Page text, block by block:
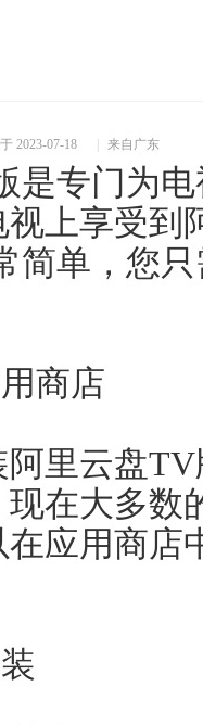
2023-07-18 来自广东
是专门为
上享受到
简单，您
商店
里云盘
在大多数
应用商店